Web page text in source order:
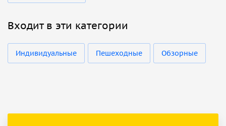
Входит в эти категории
Индивидуальные Пешеходные Обзорные